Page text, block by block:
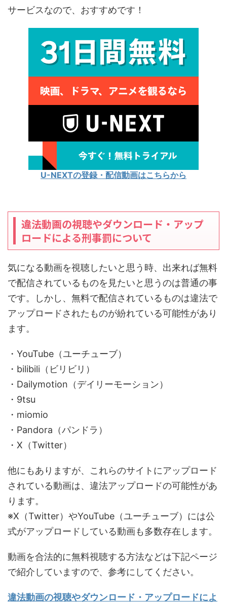
サービスなので、おすすめです！
U-NEXTの登録・配信動画はこちらから
違法動画の視聴やダウンロード・アップ
ロードによる刑事罰について
気になる動画を視聴したいと思う時、出来れば無料
で配信されているものを見たいと思うのは普通の事
です。しかし、無料で配信されているものは違法で
アップロードされたものが紛れている可能性があり
ます。
・YouTube（ユーチューブ）
・bilibili（ビリビリ）
・Dailymotion（デイリーモーション）
・9tsu
・miomio
・Pandora（パンドラ）
・X（Twitter）
他にもありますが、これらのサイトにアップロード
されている動画は、違法アップロードの可能性があ
ります。
※X（Twitter）やYouTube（ユーチューブ）には公
式がアップロードしている動画も多数存在します。
動画を合法的に無料視聴する方法などは下記ページ
で紹介していますので、参考にしてください。
違法動画の視聴やダウンロード・アップロードによ